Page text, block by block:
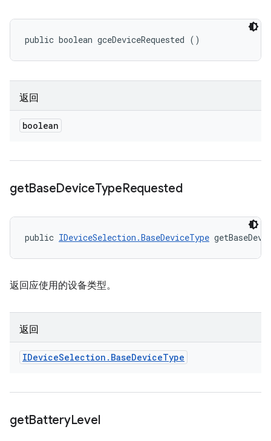
public boolean gceDeviceRequested ()
返回
boolean
getBaseDeviceTypeRequested
public IDeviceSelection.BaseDeviceType
返回应使用的设备类型。
返回
IDeviceSelection . BaseDeviceType
getBatteryLevel